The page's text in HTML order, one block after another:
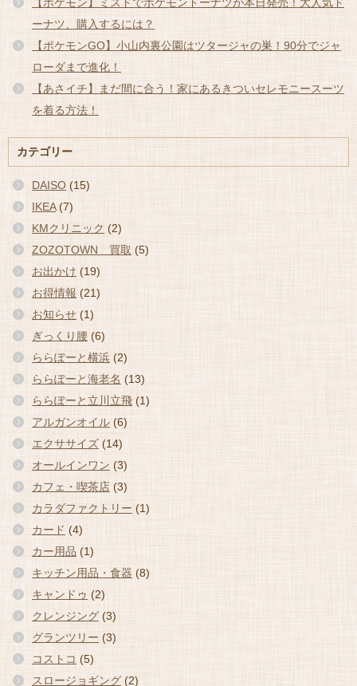
【ポケモン】ミスドでポケモンドーナツが本日発売！大人気ド
ーナツ、購入するには？
【ポケモンGO】小山内裏公園はツタージャの巣！90分でジャ
ローダまで進化！
【あさイチ】まだ間に合う！家にあるきついセレモニースーツ
を着る方法！
カテゴリー
DAISO (15)
IKEA(7)
KMクリニック (2)
ZOZOTOWN 買取 (5)
お出かけ (19)
お得情報 (21)
お知らせ (1)
ぎっくり腰 (6)
ららぽーと横浜 (2)
ららぽーと海老名 (13)
ららぽーと立川立飛 (1)
アルガンオイル (6)
エクササイズ (14)
オールインワン (3)
カフェ・喫茶店 (3)
カラダファクトリー (1)
カード (4)
カー用品 (1)
キッチン用品・食器 (8)
キャンドゥ (2)
クレンジング (3)
グランツリー (3)
コストコ (5)
スロージョギング (2)